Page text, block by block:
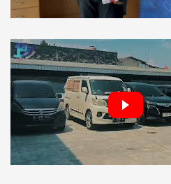
Akan Ada Kejutan di